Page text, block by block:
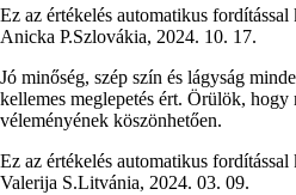
Ez az értékelés automatikus fordítással
Anicka P.Szlovákia, 2024. 10. 17.
Jó minőség, szép szín és lágyság
kellemes meglepetés ért. Örülök, hogy
véleményének köszönhetően.
Ez az értékelés automatikus fordítással
Valerija S.Litvánia, 2024. 03. 09.